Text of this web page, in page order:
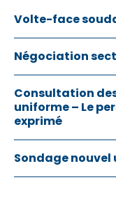
Volte-face
Négociation
Consultation
uniforme – Le
exprimé
Sondage